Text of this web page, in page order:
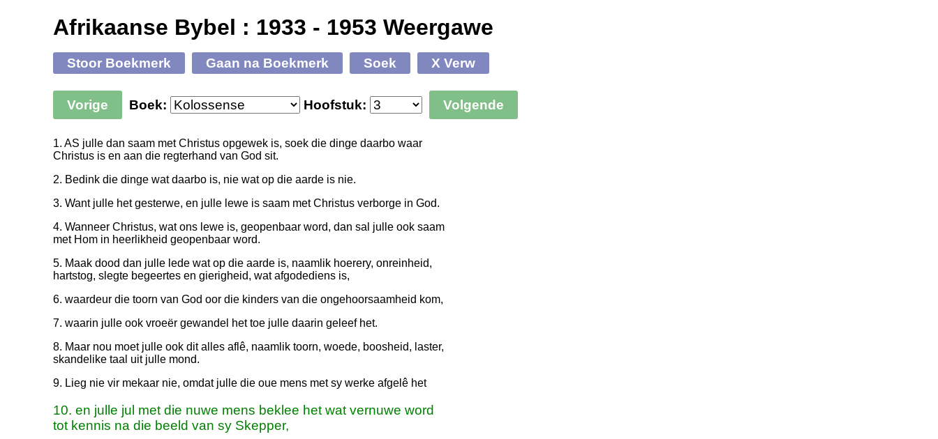
Afrikaanse Bybel : 1933 - 1953 Weergawe
Stoor Boekmerk Gaan na Boekmerk Soek X Verw
Vorige Boek: Hoofstuk: Volgende
1. AS julle dan saam met Christus opgewek is, soek die dinge daarbo waar
Christus is en aan die regterhand van God sit.
2. Bedink die dinge wat daarbo is, nie wat op die aarde is nie.
3. Want julle het gesterwe, en julle lewe is saam met Christus verborge in God.
4. Wanneer Christus, wat ons lewe is, geopenbaar word, dan sal julle ook saam
met Hom in heerlikheid geopenbaar word.
5. Maak dood dan julle lede wat op die aarde is, naamlik hoerery, onreinheid,
hartstog, slegte begeertes en gierigheid, wat afgodediens is,
6. waardeur die toorn van God oor die kinders van die ongehoorsaamheid kom,
7. waarin julle ook vroeër gewandel het toe julle daarin geleef het.
8. Maar nou moet julle ook dit alles aflê, naamlik toorn, woede, boosheid, laster,
skandelike taal uit julle mond.
9. Lieg nie vir mekaar nie, omdat julle die oue mens met sy werke afgelê het
10. en julle jul met die nuwe mens beklee het wat vernuwe word
tot kennis na die beeld van sy Skepper,